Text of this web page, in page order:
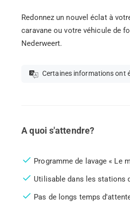
Redonnez un nouvel éclat à
caravane ou votre véhicule de
Nederweert.
Certaines informations ont
A quoi s'attendre?
Programme de lavage « Le
Utilisable dans les stations
Pas de longs temps